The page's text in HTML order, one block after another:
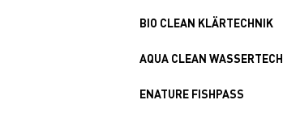
BIO CLEAN KLÄRTECHNIK
AQUA CLEAN
ENATURE FISHPASS